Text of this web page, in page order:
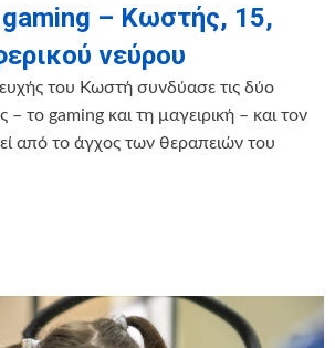
gaming – Κωστής, 15,
νεύρου
του Κωστή συνδύασε τις δύο
– το gaming και τη μαγειρική – και τον
από το άγχος των θεραπειών του